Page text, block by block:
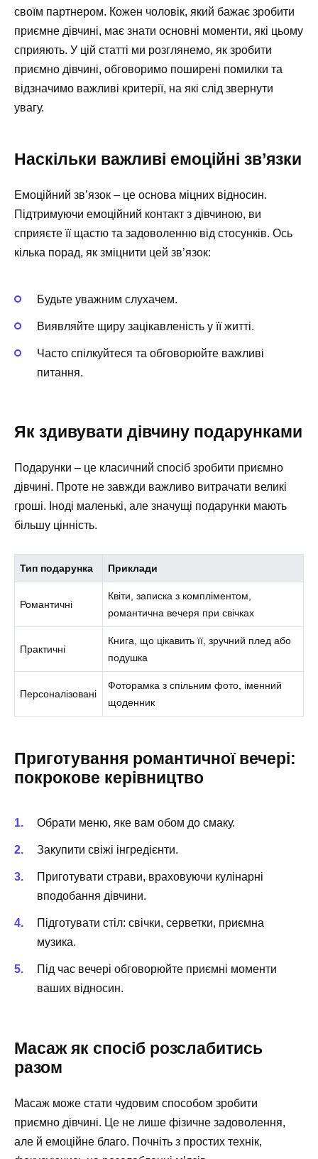
своїм партнером. Кожен чоловік, який бажає зробити
приємне дівчині, має знати основні моменти, які цьому
сприяють. У цій статті ми розглянемо, як зробити
приємно дівчині, обговоримо поширені помилки та
відзначимо важливі критерії, на які слід звернути
увагу.
Наскільки важливі емоційні зв’язки
Емоційний зв’язок – це основа міцних відносин.
Підтримуючи емоційний контакт з дівчиною, ви
сприяєте її щастю та задоволенню від стосунків. Ось
кілька порад, як зміцнити цей зв’язок:
Будьте уважним слухачем.
Виявляйте щиру зацікавленість у її житті.
Часто спілкуйтеся та обговорюйте важливі
питання.
Як здивувати дівчину подарунками
Подарунки – це класичний спосіб зробити приємно
дівчині. Проте не завжди важливо витрачати великі
гроші. Іноді маленькі, але значущі подарунки мають
більшу цінність.
Тип подарунка Приклади
Романтичні
Квіти, записка з компліментом,
романтична вечеря при свічках
Практичні
Книга, що цікавить її, зручний плед або
подушка
Персоналізовані
Фоторамка з спільним фото, іменний
щоденник
Приготування романтичної вечері:
покрокове керівництво
Обрати меню, яке вам обом до смаку.
Закупити свіжі інгредієнти.
Приготувати страви, враховуючи кулінарні
вподобання дівчини.
Підготувати стіл: свічки, серветки, приємна
музика.
Під час вечері обговорюйте приємні моменти
ваших відносин.
Масаж як спосіб розслабитись
разом
Масаж може стати чудовим способом зробити
приємно дівчині. Це не лише фізичне задоволення,
але й емоційне благо. Почніть з простих технік,